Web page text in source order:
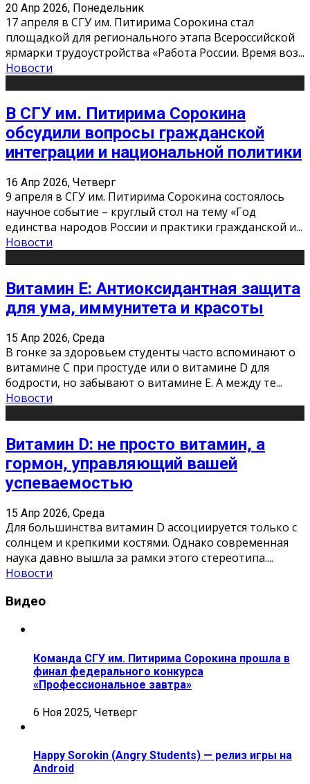
20 Апр 2026, Понедельник
17 апреля в СГУ им. Питирима Сорокина стал
площадкой для регионального этапа Всероссийской
ярмарки трудоустройства «Работа России. Время воз...
Новости
В СГУ им. Питирима Сорокина
обсудили вопросы гражданской
интеграции и национальной политики
16 Апр 2026, Четверг
9 апреля в СГУ им. Питирима Сорокина состоялось
научное событие – круглый стол на тему «Год
единства народов России и практики гражданской и...
Новости
Витамин Е: Антиоксидантная защита
для ума, иммунитета и красоты
15 Апр 2026, Среда
В гонке за здоровьем студенты часто вспоминают о
витамине С при простуде или о витамине D для
бодрости, но забывают о витамине Е. А между те...
Новости
Витамин D: не просто витамин, а
гормон, управляющий вашей
успеваемостью
15 Апр 2026, Среда
Для большинства витамин D ассоциируется только с
солнцем и крепкими костями. Однако современная
наука давно вышла за рамки этого стереотипа....
Новости
Видео
Команда СГУ им. Питирима Сорокина прошла в
финал федерального конкурса
«Профессиональное завтра»
6 Ноя 2025, Четверг
Happy Sorokin (Angry Students) — релиз игры на
Android